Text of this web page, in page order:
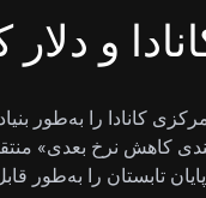
و دلار
کانادا را به‌طور
کاهش نرخ بعدی»
تابستان را به‌طور